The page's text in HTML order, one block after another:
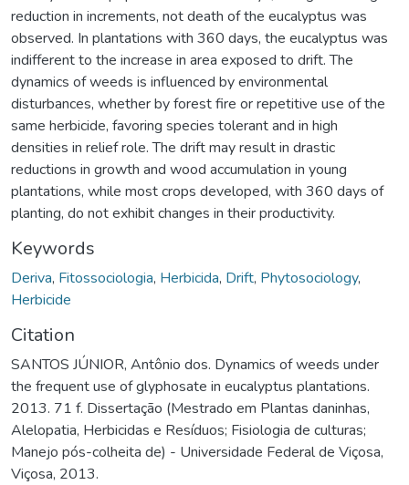
reduction in increments, not death of the eucalyptus was
observed. In plantations with 360 days, the eucalyptus was
indifferent to the increase in area exposed to drift. The
dynamics of weeds is influenced by environmental
disturbances, whether by forest fire or repetitive use of the
same herbicide, favoring species tolerant and in high
densities in relief role. The drift may result in drastic
reductions in growth and wood accumulation in young
plantations, while most crops developed, with 360 days of
planting, do not exhibit changes in their productivity.
Keywords
Deriva, Fitossociologia, Herbicida, Drift, Phytosociology,
Herbicide
Citation
SANTOS JÚNIOR, Antônio dos. Dynamics of weeds under
the frequent use of glyphosate in eucalyptus plantations.
2013. 71 f. Dissertação (Mestrado em Plantas daninhas,
Alelopatia, Herbicidas e Resíduos; Fisiologia de culturas;
Manejo pós-colheita de) - Universidade Federal de Viçosa,
Viçosa, 2013.